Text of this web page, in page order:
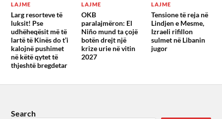
LAJME
Larg resorteve të
luksit! Pse
udhëheqësit më të
lartë të Kinës do t’i
kalojnë pushimet
në këtë qytet të
thjeshtë bregdetar
LAJME
OKB
paralajmëron: El
Niño mund ta çojë
botën drejt një
krize urie në vitin
2027
LAJME
Tensione të reja në
Lindjen e Mesme,
Izraeli rifillon
sulmet në Libanin
jugor
Search